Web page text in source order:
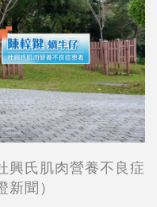
興氏肌肉營養不良症
聞）